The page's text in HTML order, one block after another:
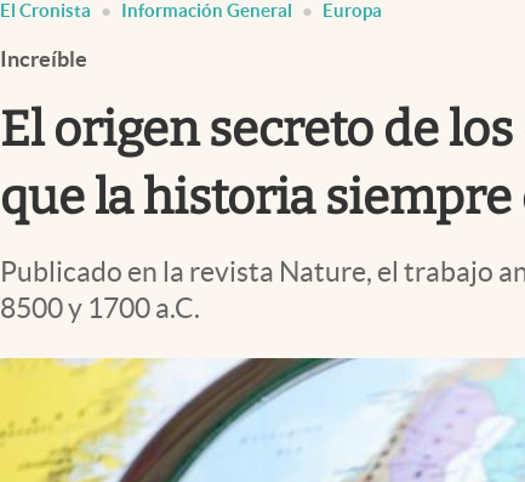
Infotechnology
Clase
Clima
Mundial 2026
Eventos Corporativos
El Cronista Información General Europa
Increíble
El origen secreto de
que la historia
Publicado en la revista Nature, el trabajo
8500 y 1700 a.C.